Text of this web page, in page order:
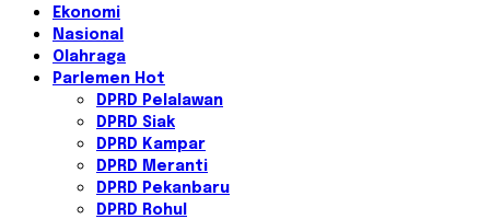
Ekonomi
Nasional
Olahraga
Parlemen Hot
DPRD Pelalawan
DPRD Siak
DPRD Kampar
DPRD Meranti
DPRD Pekanbaru
DPRD Rohul